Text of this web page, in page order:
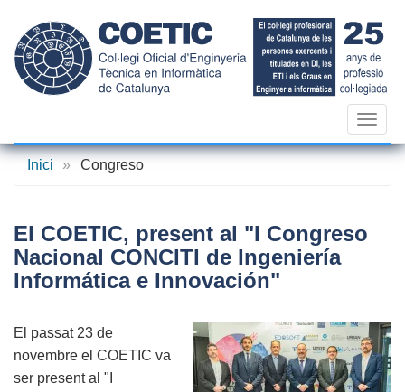
contingut
Inici
» Congreso
El COETIC, present al "I Congreso
Nacional CONCITI de Ingeniería
Informática e Innovación"
El passat 23 de
novembre el COETIC va
ser present al "I